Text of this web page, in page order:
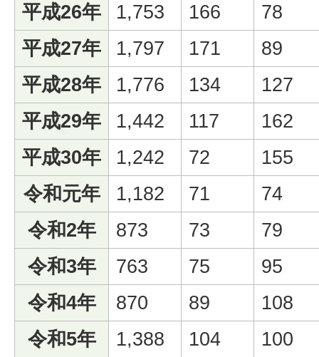
平成26年
1,753 166
78
平成27年
1,797 171
89
平成28年
1,776 134
127
平成29年
1,442 117
162
平成30年
1,242 72
155
令和元年
1,182 71
74
令和2年
873 73
79
令和3年
763 75
95
令和4年
870 89
108
令和5年
1,388 104
100